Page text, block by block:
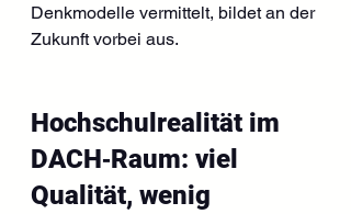
Denkmodelle vermittelt, bildet an der
Zukunft vorbei aus.
Hochschulrealität im
DACH‑Raum: viel
Qualität, wenig